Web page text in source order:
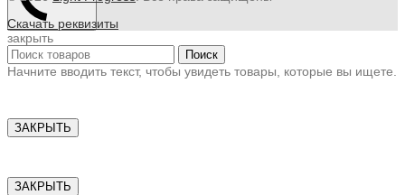
Скачать реквизиты
закрыть
Поиск
Начните вводить текст, чтобы увидеть товары, которые вы ищете.
ЗАКРЫТЬ
ЗАКРЫТЬ